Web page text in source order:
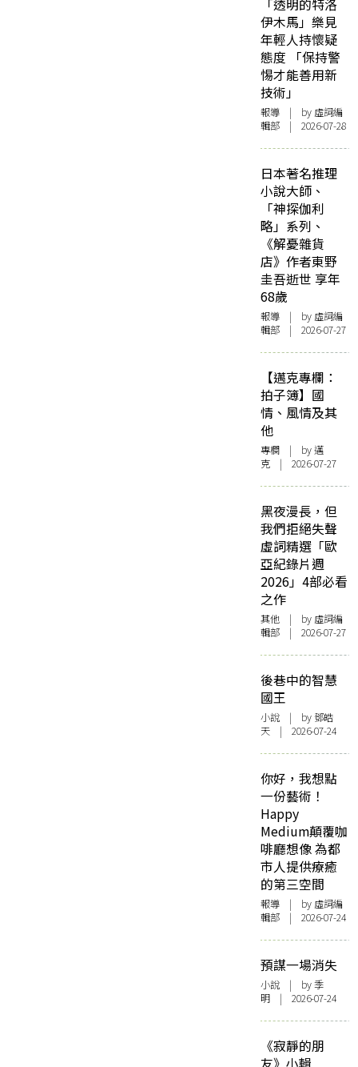
「透明的特洛
伊木馬」樂見
年輕人持懷疑
態度 「保持警
惕才能善用新
技術」
報導 | by 虛詞編
輯部 | 2026-07-28
日本著名推理
小說大師、
「神探伽利
略」系列、
《解憂雜貨
店》作者東野
圭吾逝世 享年
68歲
報導 | by 虛詞編
輯部 | 2026-07-27
【邁克專欄：
拍子簿】國
情、風情及其
他
專欄 | by邁
克 | 2026-07-27
黑夜漫長，但
我們拒絕失聲
虛詞精選「歐
亞紀錄片週
2026」4部必看
之作
其他 | by 虛詞編
輯部 | 2026-07-27
後巷中的智慧
國王
小說 | by 鄧皓
天 | 2026-07-24
你好，我想點
一份藝術！
Happy
Medium顛覆咖
啡廳想像 為都
市人提供療癒
的第三空間
報導 | by 虛詞編
輯部 | 2026-07-24
預謀一場消失
小說 | by 季
明 | 2026-07-24
《寂靜的朋